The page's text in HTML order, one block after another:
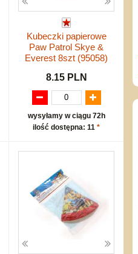
Kubeczki papierowe
Paw Patrol Skye &
Everest 8szt (95058)
8.15 PLN
wysyłamy w ciągu 72h
ilość dostępna: 11 *